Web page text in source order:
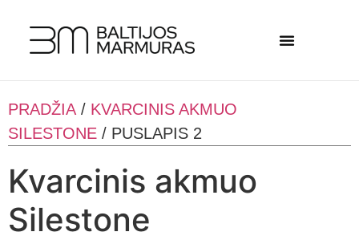
PRADŽIA / KVARCINIS AKMUO
SILESTONE / PUSLAPIS 2
Kvarcinis akmuo
Silestone